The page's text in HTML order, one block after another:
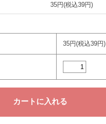
35円(税込39円)
35円(税込39円)